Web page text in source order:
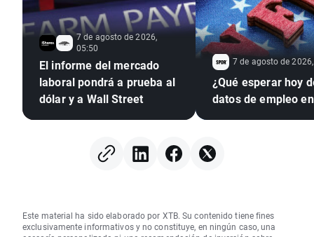
7 de agosto de 2026,
05:50
El informe del mercado
laboral pondrá a prueba al
dólar y a Wall Street
7 de agosto de
¿Qué esperar hoy
datos de empleo en
Este material ha sido elaborado por XTB. Su contenido tiene fines
exclusivamente informativos y no constituye, en ningún caso, una